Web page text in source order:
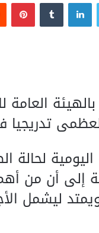
العامة
تدريجيا
لحالة
المقبلة
ليشمل